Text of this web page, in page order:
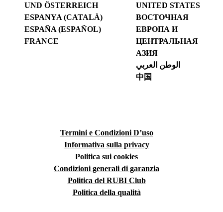
UND ÖSTERREICH
ESPANYA (CATALÀ)
ESPAÑA (ESPAÑOL)
FRANCE
UNITED STATES
ВОСТОЧНАЯ
ЕВРОПА И
ЦЕНТРАЛЬНАЯ
АЗИЯ
الوطن العربي
中国
Termini e Condizioni D’uso
Informativa sulla privacy
Politica sui cookies
Condizioni generali di garanzia
Politica del RUBI Club
Politica della qualità